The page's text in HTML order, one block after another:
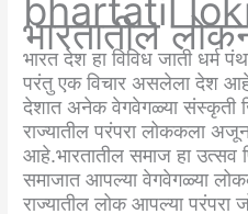
bhartatil
भारतातील
भारत देश हा विविध जाती धर्म
परंतु एक विचार असलेला देश
देशात अनेक वेगवेगळ्या संस्कृती
राज्यातील परंपरा लोककला
आहे.भारतातील समाज हा
समाजात आपल्या वेगवेगळ्या
राज्यातील लोक आपल्या परंपरा